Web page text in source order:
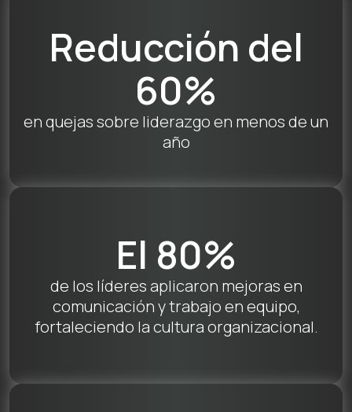
Reducción del
60%
en quejas sobre liderazgo en menos de un
año
El 80%
de los líderes aplicaron mejoras en
comunicación y trabajo en equipo,
fortaleciendo la cultura organizacional.